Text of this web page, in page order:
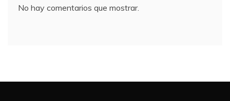
No hay comentarios que mostrar.